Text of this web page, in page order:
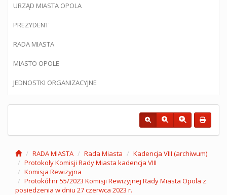
URZĄD MIASTA OPOLA
PREZYDENT
RADA MIASTA
MIASTO OPOLE
JEDNOSTKI ORGANIZACYJNE
RADA MIASTA Rada Miasta
Kadencja VIII (archiwum)
Protokoły Komisji Rady Miasta kadencja VIII
Komisja Rewizyjna
Protokół nr 55/2023 Komisji Rewizyjnej Rady Miasta Opola z
posiedzenia w dniu 27 czerwca 2023 r.